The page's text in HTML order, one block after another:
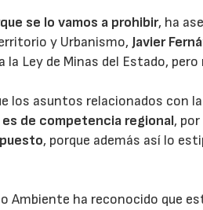
se lo vamos a prohibir, ha
y Urbanismo, Javier
Ley de Minas del Estado,
los asuntos relacionados con la
es de competencia regional,
, porque además así lo
Ambiente ha reconocido que